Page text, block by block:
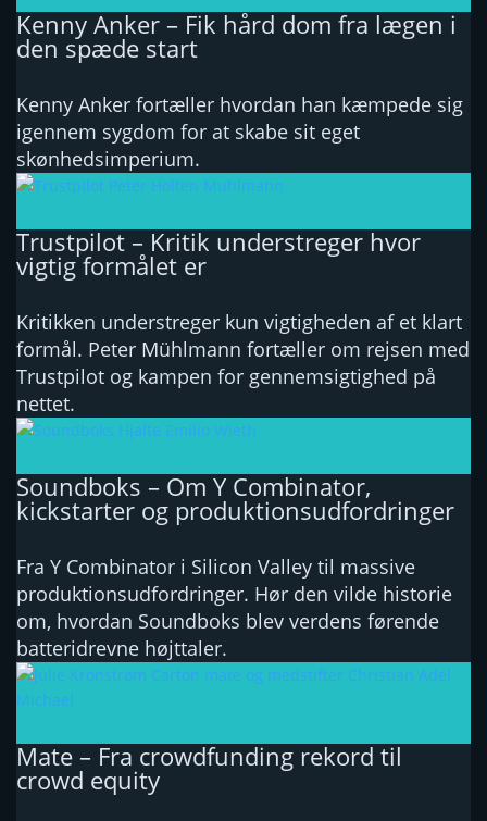
Kenny Anker – Fik hård dom fra lægen i
den spæde start
Kenny Anker fortæller hvordan han kæmpede sig
igennem sygdom for at skabe sit eget
skønhedsimperium.
Trustpilot – Kritik understreger hvor
vigtig formålet er
Kritikken understreger kun vigtigheden af et klart
formål. Peter Mühlmann fortæller om rejsen med
Trustpilot og kampen for gennemsigtighed på
nettet.
Soundboks – Om Y Combinator,
kickstarter og produktionsudfordringer
Fra Y Combinator i Silicon Valley til massive
produktionsudfordringer. Hør den vilde historie
om, hvordan Soundboks blev verdens førende
batteridrevne højttaler.
Mate – Fra crowdfunding rekord til
crowd equity